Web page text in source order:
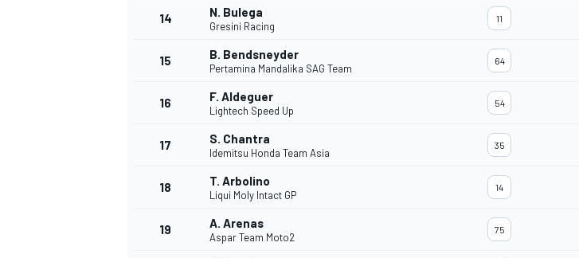
TÜRK SPORCULAR
14 N. Bulega
Gresini Racing
11
15 B. Bendsneyder
Pertamina Mandalika SAG Team
64
16 F. Aldeguer
Lightech Speed Up
54
17 S. Chantra
Idemitsu Honda Team Asia
35
18 T. Arbolino
Liqui Moly Intact GP
14
19 A. Arenas
Aspar Team Moto2
75